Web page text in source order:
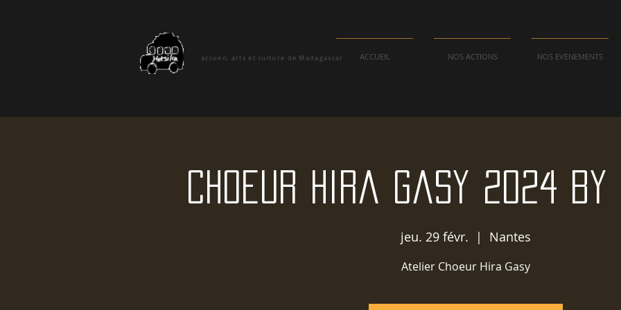
accueil, arts et culture de Madagascar ACCUEIL NOS ACTIONS NOS EVENEMENTS
Choeur Hira Gasy 2024
jeu. 29 févr.
  |
Nantes
Atelier Choeur Hira Gasy